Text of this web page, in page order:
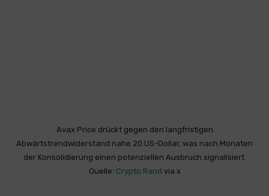
Avax Price drückt gegen den langfristigen
Abwärtstrendwiderstand nahe 20 US-Dollar, was nach Monaten
der Konsolidierung einen potenziellen Ausbruch signalisiert.
Quelle: Crypto Rand via x